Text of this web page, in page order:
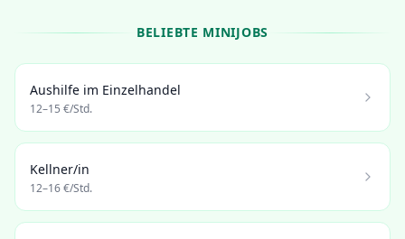
BELIEBTE MINIJOBS
Aushilfe im Einzelhandel
12–15 €/Std.
Kellner/in
12–16€/Std.